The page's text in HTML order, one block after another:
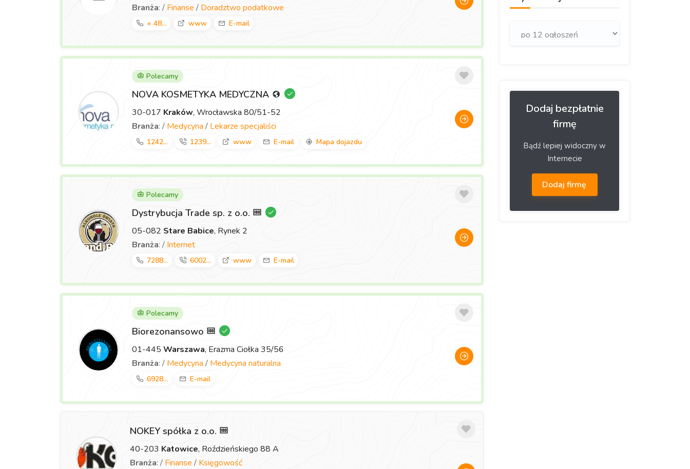
Branża: / Finanse / Doradztwo podatkowe
+ 48... www E-mail
Polecamy
NOVA KOSMETYKA MEDYCZNA
30-017 Kraków, Wrocławska 80/51-52
Branża: / Medycyna / Lekarze specjaliści
1242... 1239... www E-mail Mapa dojazdu
Polecamy
Dystrybucja Trade sp. z o.o.
05-082 Stare Babice, Rynek 2
Branża: / Internet
7288... 6002... www E-mail
Polecamy
Biorezonansowo
01-445 Warszawa, Erazma Ciołka 35/56
Branża: / Medycyna / Medycyna naturalna
6928... E-mail
NOKEY spółka z o.o.
40-203 Katowice, Roździeńskiego 88 A
Branża: / Finanse / Księgowość
Dodaj bezpłatnie
firmę
Bądź lepiej widoczny w
Internecie
Dodaj firmę